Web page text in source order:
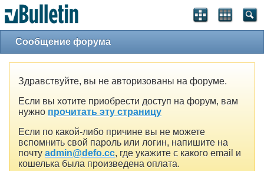
Сообщение форума
Здравствуйте, вы не авторизованы на форуме.
Если вы хотите приобрести доступ на форум, вам
нужно прочитать эту страницу
Если по какой-либо причине вы не можете
вспомнить свой пароль или логин, напишите на
почту admin@defo.cc, где укажите с какого email и
кошелька была произведена оплата.